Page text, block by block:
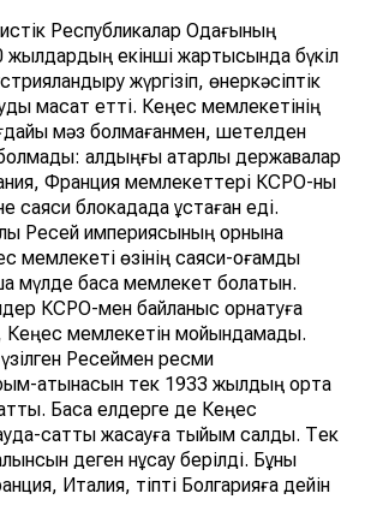
Республикалар Одағының
екінші жартысында бүкіл
жүргізіп, өнеркәсіптік
мақсат етті. Кеңес мемлекетінің
мәз болмағанмен, шетелден
болмады: алдыңғы қатарлы державалар
Франция мемлекеттері КСРО-ны
саяси блокадада ұстаған еді.
Ресей империясының орнына
мемлекеті өзінің саяси-қоғамдық
мүлде басқа мемлекет болатын.
КСРО-мен байланыс орнатуға
Кеңес мемлекетін мойындамады.
Ресеймен ресми
қатынасын тек 1933 жылдың орта
Басқа елдерге де Кеңес
саттық жасауға тыйым салды. Тек
деген нұсқау берілді. Бұны
Италия, тіпті Болгарияға дейін